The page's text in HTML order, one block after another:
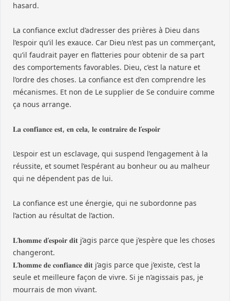
hasard.
La confiance exclut d’adresser des prières à Dieu dans
l’espoir qu’il les exauce. Car Dieu n’est pas un commerçant,
qu’il faudrait payer en flatteries pour obtenir de sa part
des comportements favorables. Dieu, c’est la nature et
l’ordre des choses. La confiance est d’en comprendre les
mécanismes. Et non de Le supplier de Se conduire comme
ça nous arrange.
𝐋𝐚 𝐜𝐨𝐧𝐟𝐢𝐚𝐧𝐜𝐞 𝐞𝐬𝐭, 𝐞𝐧 𝐜𝐞𝐥𝐚, 𝐥𝐞 𝐜𝐨𝐧𝐭𝐫𝐚𝐢𝐫𝐞 𝐝𝐞 𝐥’𝐞𝐬𝐩𝐨𝐢𝐫
L’espoir est un esclavage, qui suspend l’engagement à la
réussite, et soumet l’espérant au bonheur ou au malheur
qui ne dépendent pas de lui.
La confiance est une énergie, qui ne subordonne pas
l’action au résultat de l’action.
𝐋’𝐡𝐨𝐦𝐦𝐞 𝐝’𝐞𝐬𝐩𝐨𝐢𝐫 𝐝𝐢𝐭 j’agis parce que j’espère que les choses
changeront.
𝐋’𝐡𝐨𝐦𝐦𝐞 𝐝𝐞 𝐜𝐨𝐧𝐟𝐢𝐚𝐧𝐜𝐞 𝐝𝐢𝐭 j’agis parce que j’existe, c’est la
seule et meilleure façon de vivre. Si je n’agissais pas, je
mourrais de mon vivant.